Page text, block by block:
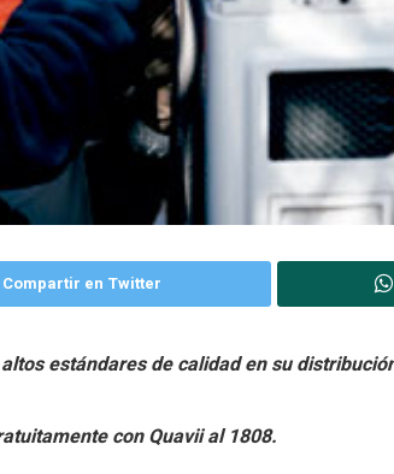
Compartir en Twitter
estándares de calidad en su
con Quavii al 1808.